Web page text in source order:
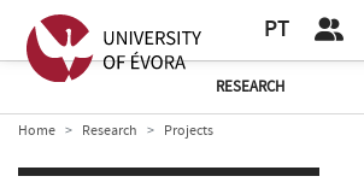
PT
RESEARCH
Home Research Projects